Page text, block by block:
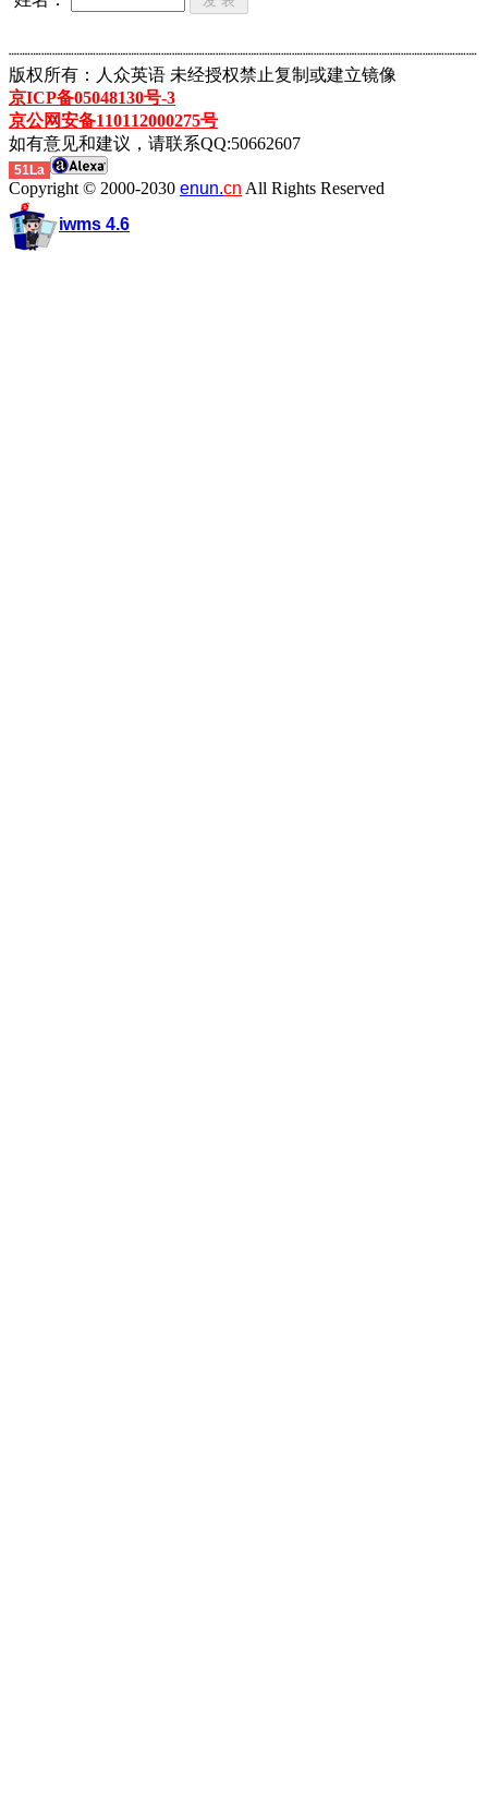
┈┈┈┈┈┈┈┈┈┈┈┈┈┈┈┈┈┈┈┈┈┈┈┈┈┈┈┈┈┈┈┈┈┈┈┈┈┈┈┈┈┈┈
版权所有：人众英语 未经授权禁止复制或建立镜像
京ICP备05048130号-3
京公网安备110112000275号
如有意见和建议，请联系QQ:50662607
51La
Copyright © 2000-2030 enun.cn All Rights Reserved
iwms 4.6